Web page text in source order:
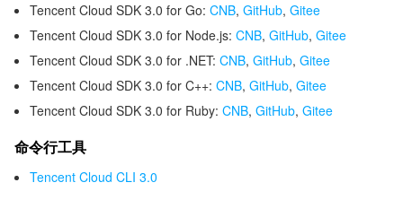
Tencent Cloud SDK 3.0 for Go: CNB, GitHub, Gitee
Tencent Cloud SDK 3.0 for Node.js: CNB, GitHub, Gitee
Tencent Cloud SDK 3.0 for .NET: CNB, GitHub, Gitee
Tencent Cloud SDK 3.0 for C++: CNB, GitHub, Gitee
Tencent Cloud SDK 3.0 for Ruby: CNB, GitHub, Gitee
命令行工具
Tencent Cloud CLI 3.0